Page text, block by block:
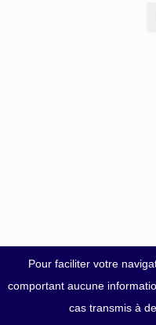
Pour faciliter votre
comportant aucune
cas transmis à